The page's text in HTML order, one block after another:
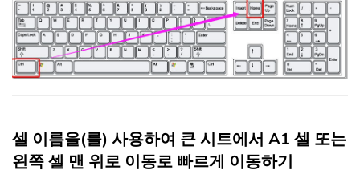
셀 이름을(를) 사용하여 큰 시트에서 A1 셀 또는
왼쪽 셀 맨 위로 이동로 빠르게 이동하기